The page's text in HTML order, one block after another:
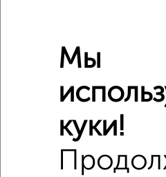
Сравнение средних цен
1‑комнатные квартиры с
Мы
куки!